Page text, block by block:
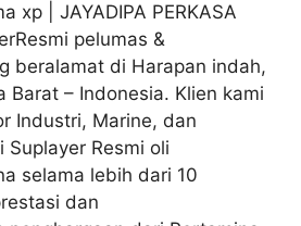
xp | JAYADIPA PERKASA
pelumas &
beralamat di Harapan indah,
Barat – Indonesia. Klien kami
Industri, Marine, dan
Suplayer Resmi oli
selama lebih dari 10
dan